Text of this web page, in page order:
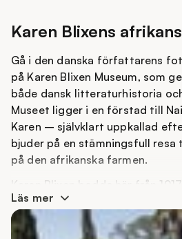
Nairobi till Karen Blixens hem
Karen Blixens
Gå i den danska författarens
på Karen Blixen Museum, som
både dansk litteraturhistoria
Museet ligger i en förstad till
Karen – självklart uppkallad
bjuder på en stämningsfull resa
på den afrikanska farmen.
Karen Blixen bodde här från
en kaffefarm på totalt 6 000
avsedda för kaffeproduktion.
tiden bodde hon tillsammans
Läs mer